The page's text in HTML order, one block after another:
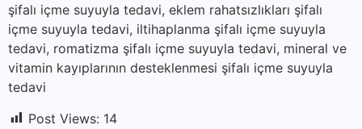
şifalı içme suyuyla tedavi, eklem rahatsızlıkları şifalı
içme suyuyla tedavi, iltihaplanma şifalı içme suyuyla
tedavi, romatizma şifalı içme suyuyla tedavi, mineral ve
vitamin kayıplarının desteklenmesi şifalı içme suyuyla
tedavi
Post Views: 14